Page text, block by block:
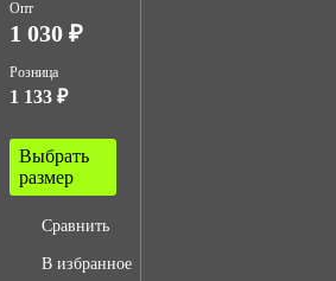
Опт
1 030 ₽
Розница
1 133 ₽
Выбрать
размер
Сравнить
В избранное